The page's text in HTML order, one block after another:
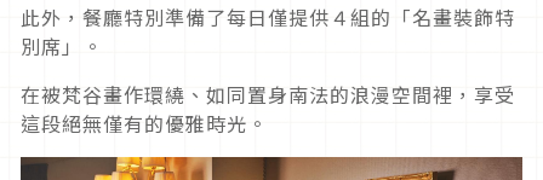
此外，餐廳特別準備了每日僅提供４組的「名畫裝飾特
別席」。
在被梵谷畫作環繞、如同置身南法的浪漫空間裡，享受
這段絕無僅有的優雅時光。